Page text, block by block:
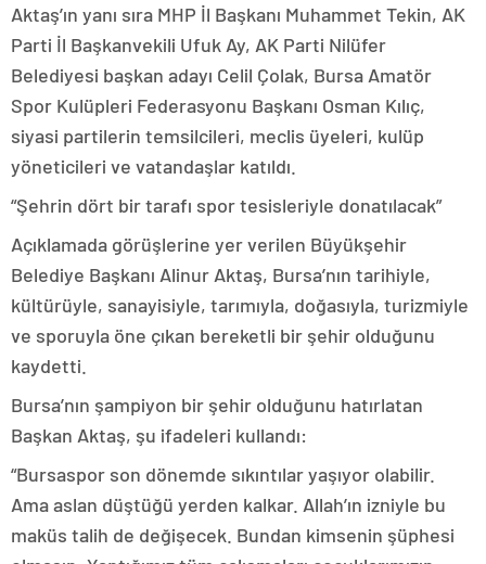
Aktaş’ın yanı sıra MHP İl Başkanı Muhammet Tekin, AK
Parti İl Başkanvekili Ufuk Ay, AK Parti Nilüfer
Belediyesi başkan adayı Celil Çolak, Bursa Amatör
Spor Kulüpleri Federasyonu Başkanı Osman Kılıç,
siyasi partilerin temsilcileri, meclis üyeleri, kulüp
yöneticileri ve vatandaşlar katıldı.
“Şehrin dört bir tarafı spor tesisleriyle donatılacak”
Açıklamada görüşlerine yer verilen Büyükşehir
Belediye Başkanı Alinur Aktaş, Bursa’nın tarihiyle,
kültürüyle, sanayisiyle, tarımıyla, doğasıyla, turizmiyle
ve sporuyla öne çıkan bereketli bir şehir olduğunu
kaydetti.
Bursa’nın şampiyon bir şehir olduğunu hatırlatan
Başkan Aktaş, şu ifadeleri kullandı:
“Bursaspor son dönemde sıkıntılar yaşıyor olabilir.
Ama aslan düştüğü yerden kalkar. Allah’ın izniyle bu
maküs talih de değişecek. Bundan kimsenin şüphesi